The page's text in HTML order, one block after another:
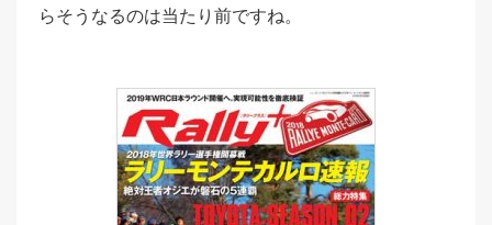
らそうなるのは当たり前ですね。